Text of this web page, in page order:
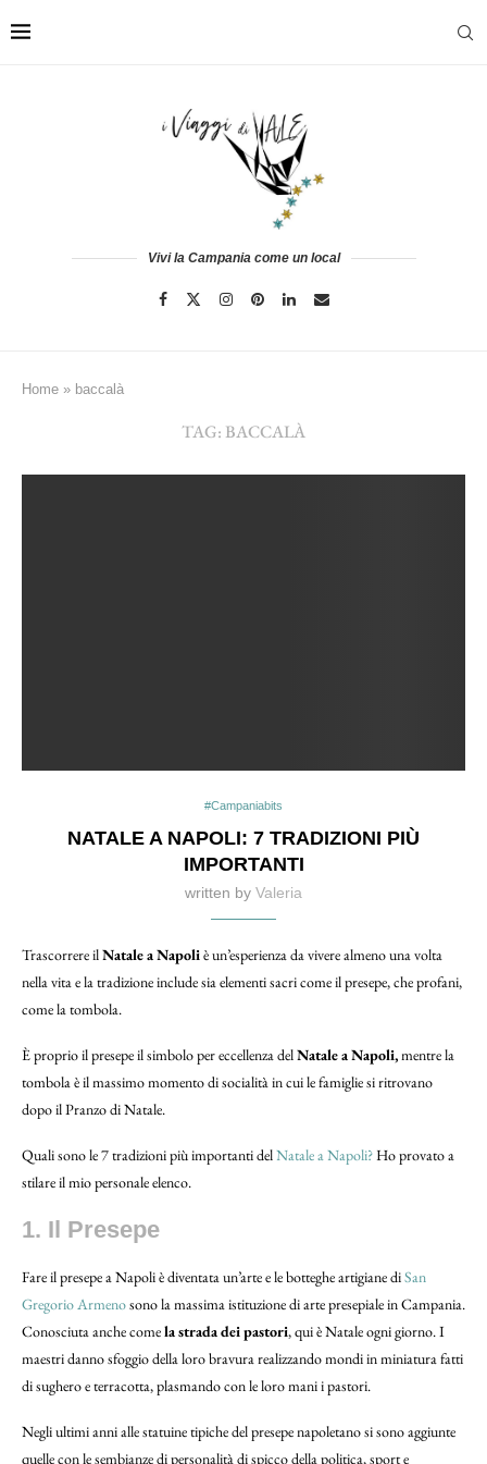
Vivi la Campania come un local
Home » baccalà
TAG: BACCALÀ
#Campaniabits
NATALE A NAPOLI: 7 TRADIZIONI PIÙ
IMPORTANTI
written by Valeria
Trascorrere ilNatale a Napoliè un’esperienza da vivere almeno una volta
nella vita e la tradizione include sia elementi sacri come il presepe, che profani,
come la tombola.
È proprio il presepe il simbolo per eccellenza delNatale a Napoli,mentre la
tombola è il massimo momento di socialità in cui le famiglie si ritrovano
dopo il Pranzo di Natale.
Quali sono le 7 tradizioni più importanti delNatale a Napoli?Ho provato a
stilare il mio personale elenco.
1. Il Presepe
Fare il presepe a Napoli è diventata un’arte e le botteghe artigiane diSan
Gregorio Armenosono la massima istituzione di arte presepiale in Campania.
Conosciuta anche comela strada dei pastori, qui è Natale ogni giorno. I
maestri danno sfoggio della loro bravura realizzando mondi in miniatura fatti
di sughero e terracotta, plasmando con le loro mani i pastori.
Negli ultimi anni alle statuine tipiche del presepe napoletano si sono aggiunte
quelle con le sembianze di personalità di spicco della politica, sport e